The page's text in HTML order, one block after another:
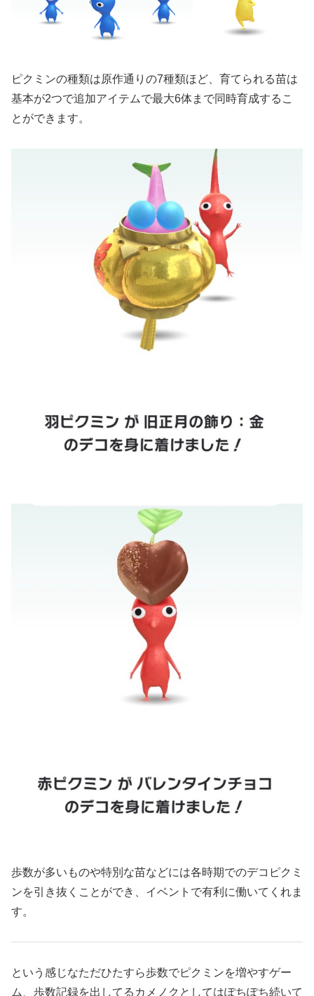
ピクミンの種類は原作通りの7種類ほど、育てられる苗は
基本が2つで追加アイテムで最大6体まで同時育成するこ
とができます。
歩数が多いものや特別な苗などには各時期でのデコピクミ
ンを引き抜くことができ、イベントで有利に働いてくれま
す。
という感じなただひたすら歩数でピクミンを増やすゲー
ム、歩数記録を出してるカメノクとしてはぽちぽち続いて